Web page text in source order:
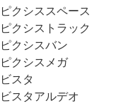
ピクシススペース
ピクシストラック
ピクシスバン
ピクシスメガ
ビスタ
ビスタアルデオ